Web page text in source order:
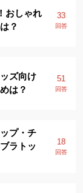
おしゃれ
？
33
回答
ズ向け
は？
51
回答
プ・チ
ラトッ
18
回答